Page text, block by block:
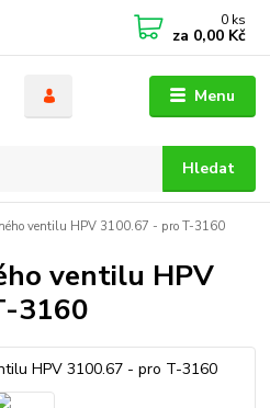
Menu
Hledat
0 ks
za 0,00 Kč
ventilu HPV 3100.67 - pro T-3160
ventilu HPV
3160